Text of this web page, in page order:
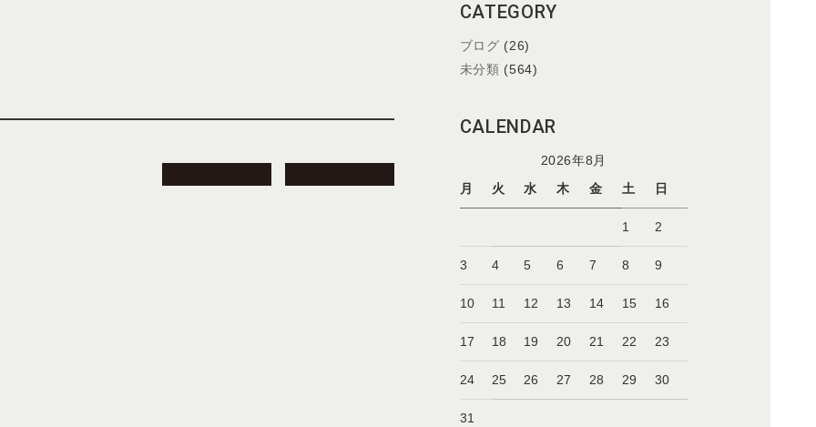
CATEGORY
ブログ (26)
未分類 (564)
CALENDAR
2026年8月
月
火 水 木 金 土 日
1 2
3 4 5 6 7 8 9
10 11 12 13 14 15 16
17 18 19 20 21 22 23
24 25 26 27 28 29 30
31